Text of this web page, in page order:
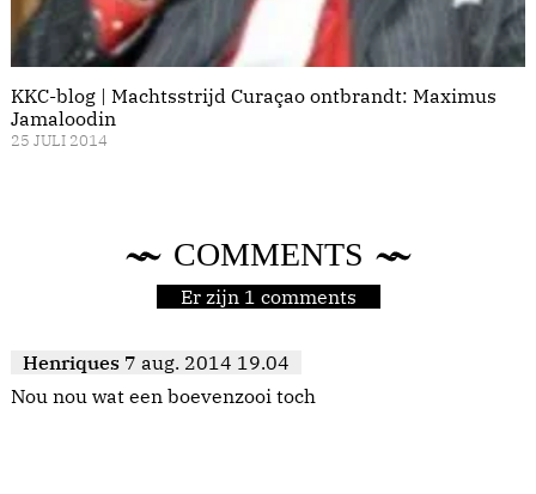
KKC-blog | Machtsstrijd Curaçao ontbrandt: Maximus
Jamaloodin
25 JULI 2014
COMMENTS
Er zijn 1 comments
Henriques 7 aug. 2014 19.04
Nou nou wat een boevenzooi toch